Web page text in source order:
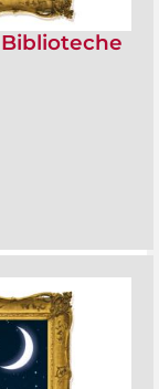
Biblioteche